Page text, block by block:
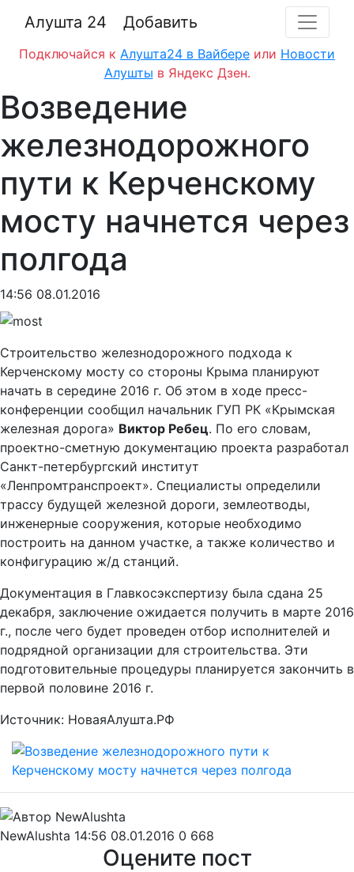
Алушта 24 Добавить
Подключайся к Алушта24 в Вайбере или Новости
Алушты в Яндекс Дзен.
Возведение
железнодорожного
пути к Керченскому
мосту начнется через
полгода
14:56 08.01.2016
Строительство железнодорожного подхода к
Керченскому мосту со стороны Крыма планируют
начать в середине 2016 г. Об этом в ходе пресс-
конференции сообщил начальник ГУП РК «Крымская
железная дорога» Виктор Ребец. По его словам,
проектно-сметную документацию проекта разработал
Санкт-петербургский институт
«Ленпромтранспроект». Специалисты определили
трассу будущей железной дороги, землеотводы,
инженерные сооружения, которые необходимо
построить на данном участке, а также количество и
конфигурацию ж/д станций.
Документация в Главкосэкспертизу была сдана 25
декабря, заключение ожидается получить в марте 2016
г., после чего будет проведен отбор исполнителей и
подрядной организации для строительства. Эти
подготовительные процедуры планируется закончить в
первой половине 2016 г.
Источник: НоваяАлушта.РФ
NewAlushta 14:56 08.01.2016 0 668
Оцените пост